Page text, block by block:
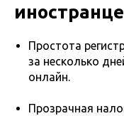
Простота
за несколько
онлайн.
Прозрачная